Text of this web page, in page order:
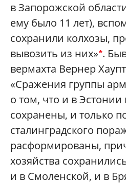
в Запорожской
ему было 11 лет),
сохранили колхозы,
вывозить из них»*.
вермахта Вернер
«Сражения группы
о том, что и в
сохранены, и только
сталинградского
расформированы,
хозяйства
и в Смоленской, и в